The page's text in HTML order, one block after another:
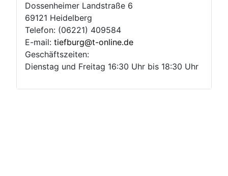
Dossenheimer Landstraße 6
69121 Heidelberg
Telefon: (06221) 409584
E-mail: tiefburg@t-online.de
Geschäftszeiten:
Dienstag und Freitag 16:30 Uhr bis 18:30 Uhr